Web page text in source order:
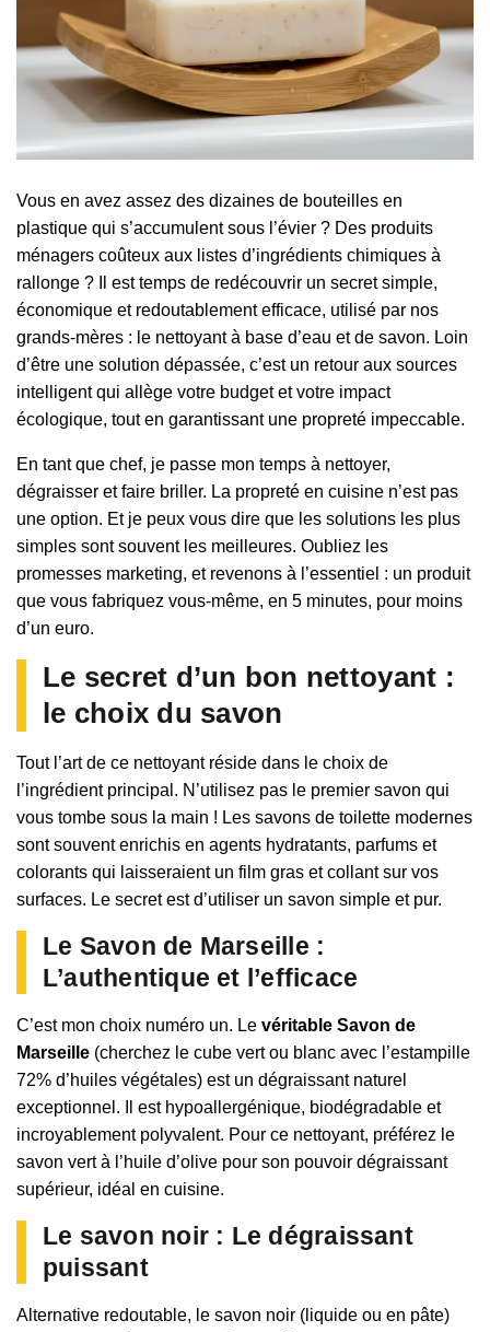
Vous en avez assez des dizaines de bouteilles en
plastique qui s’accumulent sous l’évier ? Des produits
ménagers coûteux aux listes d’ingrédients chimiques à
rallonge ? Il est temps de redécouvrir un secret simple,
économique et redoutablement efficace, utilisé par nos
grands-mères : le nettoyant à base d’eau et de savon. Loin
d’être une solution dépassée, c’est un retour aux sources
intelligent qui allège votre budget et votre impact
écologique, tout en garantissant une propreté impeccable.
En tant que chef, je passe mon temps à nettoyer,
dégraisser et faire briller. La propreté en cuisine n’est pas
une option. Et je peux vous dire que les solutions les plus
simples sont souvent les meilleures. Oubliez les
promesses marketing, et revenons à l’essentiel : un produit
que vous fabriquez vous-même, en 5 minutes, pour moins
d’un euro.
Le secret d’un bon nettoyant :
le choix du savon
Tout l’art de ce nettoyant réside dans le choix de
l’ingrédient principal. N’utilisez pas le premier savon qui
vous tombe sous la main ! Les savons de toilette modernes
sont souvent enrichis en agents hydratants, parfums et
colorants qui laisseraient un film gras et collant sur vos
surfaces. Le secret est d’utiliser un savon simple et pur.
Le Savon de Marseille :
L’authentique et l’efficace
C’est mon choix numéro un. Le véritable Savon de
Marseille (cherchez le cube vert ou blanc avec l’estampille
72% d’huiles végétales) est un dégraissant naturel
exceptionnel. Il est hypoallergénique, biodégradable et
incroyablement polyvalent. Pour ce nettoyant, préférez le
savon vert à l’huile d’olive pour son pouvoir dégraissant
supérieur, idéal en cuisine.
Le savon noir : Le dégraissant
puissant
Alternative redoutable, le savon noir (liquide ou en pâte)